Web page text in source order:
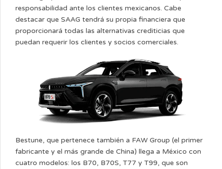
responsabilidad ante los clientes mexicanos. Cabe
destacar que SAAG tendrá su propia financiera que
proporcionará todas las alternativas crediticias que
puedan requerir los clientes y socios comerciales.
Bestune, que pertenece también a FAW Group (el primer
fabricante y el más grande de China) llega a México con
cuatro modelos: los B70, B70S, T77 y T99, que son